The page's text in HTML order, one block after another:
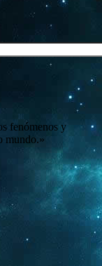
fenómenos y
mundo.»